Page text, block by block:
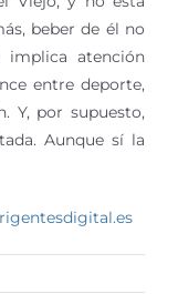
beber de él no
implica atención
entre deporte,
Y, por supuesto,
Aunque sí la